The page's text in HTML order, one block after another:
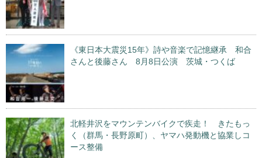
《東日本大震災15年》詩や音楽で記憶継承 和合
さんと後藤さん 8月8日公演 茨城・つくば
北軽井沢をマウンテンバイクで疾走！ きたもっ
く（群馬・長野原町）、ヤマハ発動機と協業しコ
ース整備